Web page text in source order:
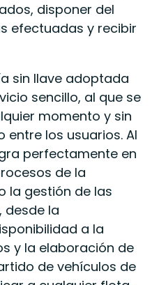
disponer del
efectuadas y recibir
sin llave adoptada
sencillo, al que se
momento y sin
los usuarios. Al
perfectamente en
de la
la gestión de las
desde la
a la
y la elaboración de
de vehículos de